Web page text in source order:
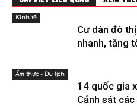
Kinh tế
Cư dân đô
nhanh, tăng
Ẩm thực - Du lịch
14 quốc gia
Cảnh sát